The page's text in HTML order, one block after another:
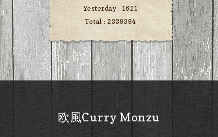
Yesterday : 1621
Total : 2339394
欧風Curry Monzu